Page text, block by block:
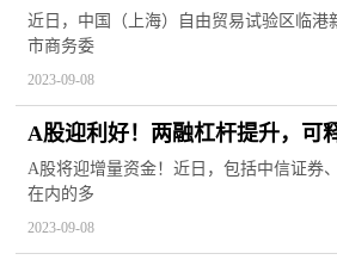
达2000亿元
近日，中国（上海）自由贸易试验区临港
市商务委
2023-09-08
A股迎利好！两融杠杆提升，可
金！下周一起实施
A股将迎增量资金！近日，包括中信证券
在内的多
2023-09-08